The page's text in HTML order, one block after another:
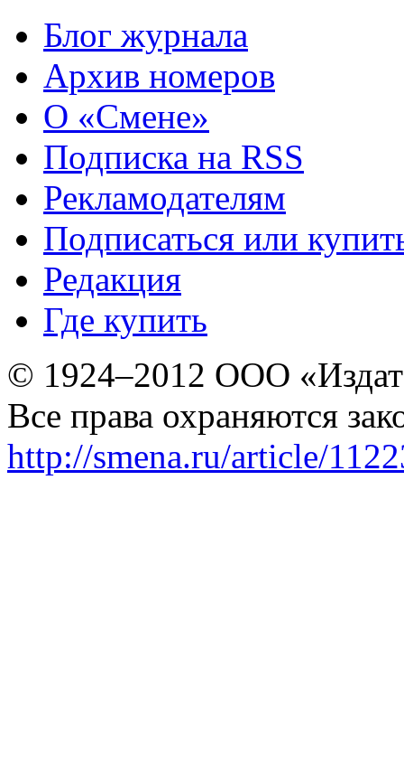
Блог журнала
Архив номеров
О «Смене»
Подписка на RSS
Рекламодателям
Подписаться или
Редакция
Где купить
© 1924–2012 ООО
Все права охраняются
http://smena.ru/article/